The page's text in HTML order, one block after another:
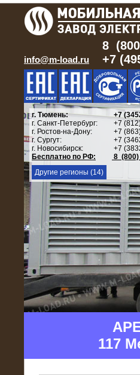
info@m-load.ru
8
+7
г. Тюмень:
+7
г. Санкт-Петербург:
+7
г. Ростов-на-Дону:
+7
г. Сургут:
+7
г. Новосибирск:
+7
Бесплатно по РФ:
8
Другие регионы (14)
117